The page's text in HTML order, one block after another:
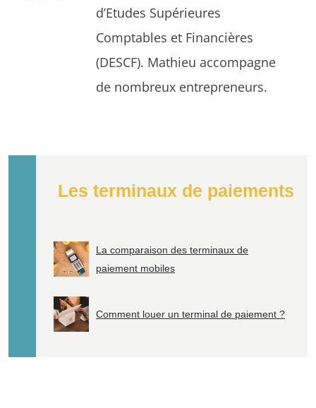
Les terminaux de paiements
La comparaison des terminaux de
paiement mobiles
Comment louer un terminal de paiement ?
d’Etudes Supérieures
Comptables et Financières
(DESCF). Mathieu accompagne
de nombreux entrepreneurs.